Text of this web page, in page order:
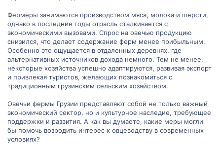
Фермеры занимаются производством мяса, молока и шерсти,
однако в последние годы отрасль сталкивается с
экономическими вызовами. Спрос на овечью продукцию
снизился, что делает содержание ферм менее прибыльным.
Особенно это ощущается в отдаленных деревнях, где
альтернативных источников дохода немного. Тем не менее,
некоторые хозяйства успешно адаптируются, развивая экспорт
и привлекая туристов, желающих познакомиться с
традиционным грузинским сельским хозяйством.
Овечьи фермы Грузии представляют собой не только важный
экономический сектор, но и культурное наследие, требующее
поддержки и развития. А как вы думаете, какие меры могли
бы помочь возродить интерес к овцеводству в современных
условиях?